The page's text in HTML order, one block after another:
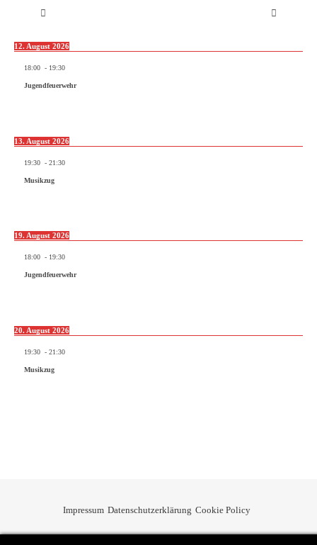
12. August 2026
18:00 - 19:30
Jugendfeuerwehr
13. August 2026
19:30 - 21:30
Musikzug
19. August 2026
18:00 - 19:30
Jugendfeuerwehr
20. August 2026
19:30 - 21:30
Musikzug
Impressum Datenschutzerklärung Cookie Policy